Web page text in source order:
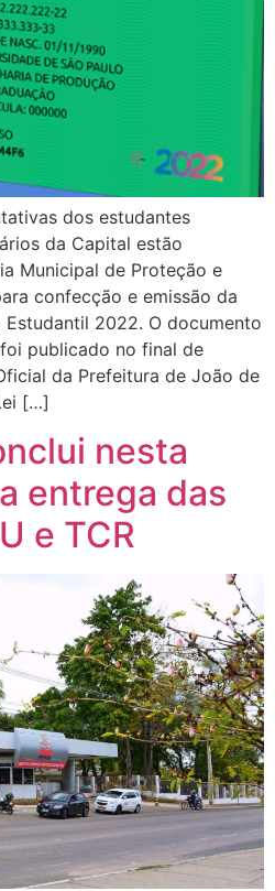
dos estudantes
da Capital estão
Municipal de Proteção e
confecção e emissão da
2022. O documento
publicado no final de
da Prefeitura de João de
[…]
nesta
entrega das
e TCR